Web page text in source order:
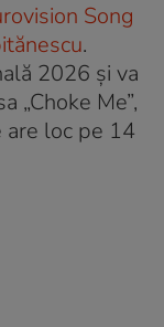
Song
.
2026 și va
„Choke Me”,
are loc pe 14